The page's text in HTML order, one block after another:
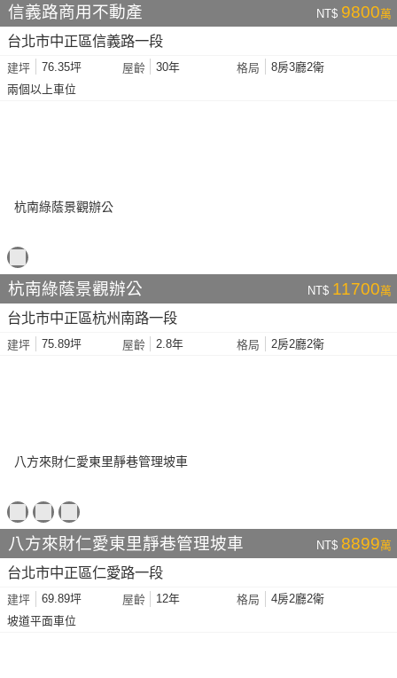
信義路商用不動產 NT$ 9800萬
台北市中正區信義路一段
建坪 76.35坪 屋齡 30年 格局
8房3廳2衛
兩個以上車位
杭南綠蔭景觀辦公 NT$ 11700萬
台北市中正區杭州南路一段
建坪 75.89坪 屋齡 2.8年 格局 2房2廳2衛
八方來財仁愛東里靜巷管理坡車 NT$ 8899萬
台北市中正區仁愛路一段
建坪 69.89坪 屋齡 12年 格局
4房2廳2衛
坡道平面車位